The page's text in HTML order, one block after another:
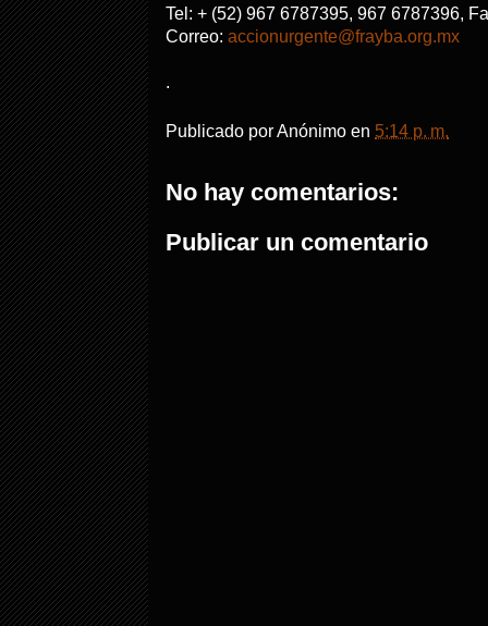
Tel: + (52) 967 6787395, 967 6787396,
Correo: accionurgente@frayba.org.mx
.
Publicado porAnónimo en 5:14 p. m.
No hay comentarios:
Publicar un comentario